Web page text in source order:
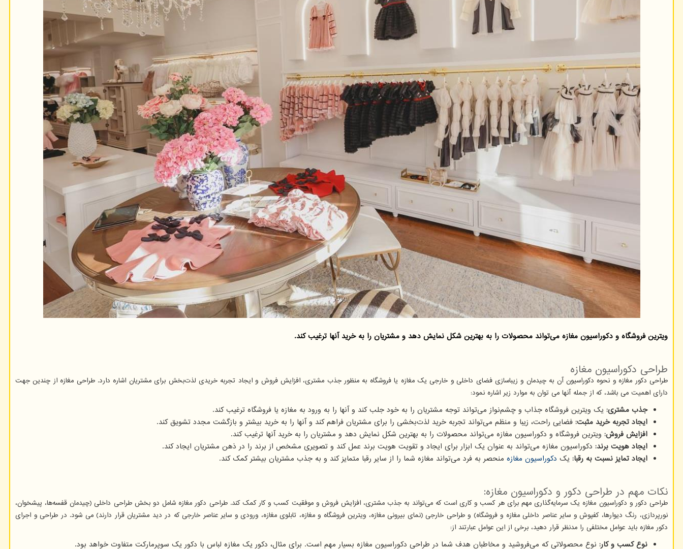
ویترین فروشگاه و دکوراسیون مغازه می‌تواند محصولات را به بهترین شکل نمایش دهد و مشتریان را به خرید آنها ترغیب کند.
طراحی دکوراسیون مغازه
طراحی دکور مغازه و نحوه دکوراسیون آن به چیدمان و زیباسازی فضای داخلی و خارجی یک مغازه یا فروشگاه به منظور جذب مشتری، افزایش فروش و ایجاد تجربه خریدی لذت‌بخش برای مشتریان اشاره دارد. طراحی مغازه از چندین جهت
دارای اهمیت می باشد، که از جمله آنها می توان به موارد زیر اشاره نمود:
جذب مشتری: یک ویترین فروشگاه جذاب و چشم‌نواز می‌تواند توجه مشتریان را به خود جلب کند و آنها را به ورود به مغازه یا فروشگاه ترغیب کند.
ایجاد تجربه خرید مثبت: فضایی راحت، زیبا و منظم می‌تواند تجربه خرید لذت‌بخشی را برای مشتریان فراهم کند و آنها را به خرید بیشتر و بازگشت مجدد تشویق کند.
افزایش فروش: ویترین فروشگاه و دکوراسیون مغازه می‌تواند محصولات را به بهترین شکل نمایش دهد و مشتریان را به خرید آنها ترغیب کند.
ایجاد هویت برند: دکوراسیون مغازه می‌تواند به عنوان یک ابزار برای ایجاد و تقویت هویت برند عمل کند و تصویری مشخص از برند را در ذهن مشتریان ایجاد کند.
ایجاد تمایز نسبت به رقبا: یک دکوراسیون مغازه منحصر به فرد می‌تواند مغازه شما را از سایر رقبا متمایز کند و به جذب مشتریان بیشتر کمک کند.
نکات مهم در طراحی دکور و دکوراسیون مغازه:
طراحی دکور و دکوراسیون مغازه یک سرمایه‌گذاری مهم برای هر کسب و کاری است که می‌تواند به جذب مشتری، افزایش فروش و موفقیت کسب و کار کمک کند. طراحی دکور مغازه شامل دو بخش طراحی داخلی (چیدمان قفسه‌ها، پیشخوان،
نورپردازی، رنگ دیوارها، کفپوش و سایر عناصر داخلی مغازه و فروشگاه) و طراحی خارجی (نمای بیرونی مغازه، ویترین فروشگاه و مغازه، تابلوی مغازه، ورودی و سایر عناصر خارجی که در دید مشتریان قرار دارند) می شود. در طراحی و اجرای
دکور مغازه باید عوامل مختلفی را مدنظر قرار دهید، برخی از این عوامل عبارتند از:
نوع کسب و کار: نوع محصولاتی که می‌فروشید و مخاطبان هدف شما در طراحی دکوراسیون مغازه بسیار مهم است. برای مثال، دکور یک مغازه لباس با دکور یک سوپرمارکت متفاوت خواهد بود.